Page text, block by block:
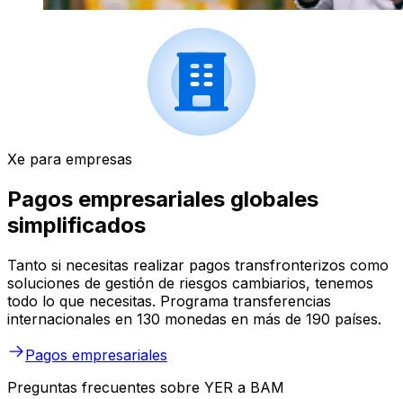
Xe para empresas
Pagos empresariales globales
simplificados
Tanto si necesitas realizar pagos transfronterizos como
soluciones de gestión de riesgos cambiarios, tenemos
todo lo que necesitas. Programa transferencias
internacionales en 130 monedas en más de 190 países.
Pagos empresariales
Preguntas frecuentes sobre YER a BAM